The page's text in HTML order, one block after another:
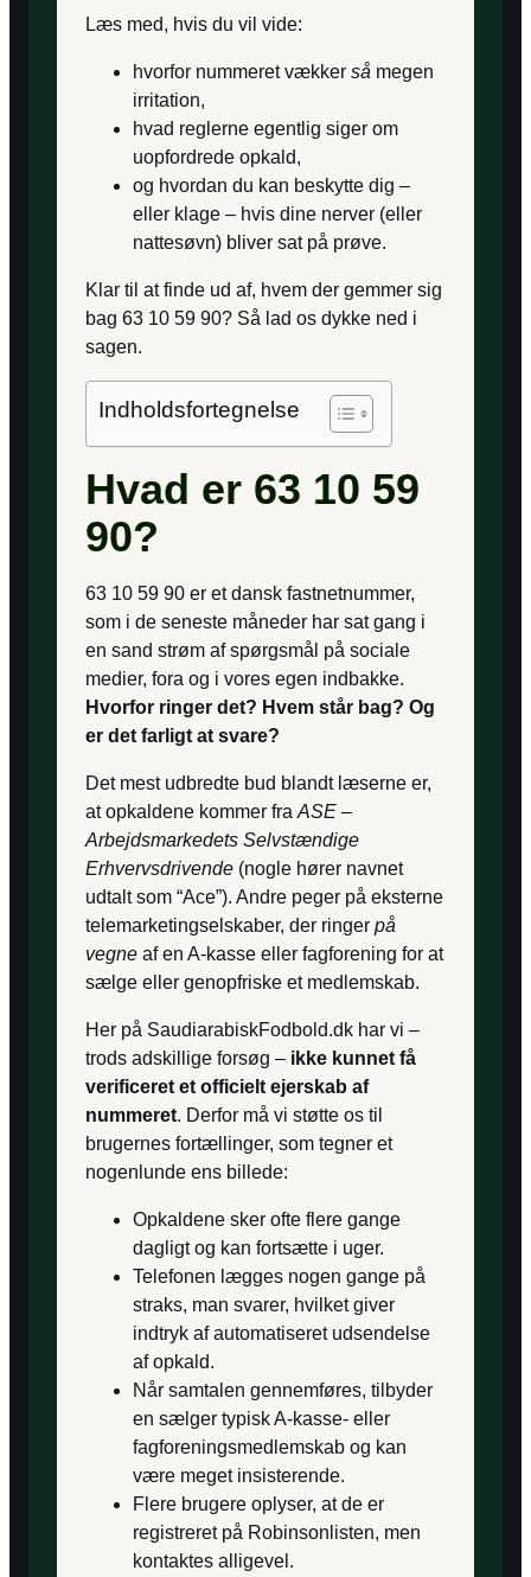
Læs med, hvis du vil vide:
hvorfor nummeret vækker så megen
irritation,
hvad reglerne egentlig siger om
uopfordrede opkald,
og hvordan du kan beskytte dig –
eller klage – hvis dine nerver (eller
nattesøvn) bliver sat på prøve.
Klar til at finde ud af, hvem der gemmer sig
bag 63 10 59 90? Så lad os dykke ned i
sagen.
Indholdsfortegnelse
Hvad er 63 10 59
90?
63 10 59 90 er et dansk fastnetnummer,
som i de seneste måneder har sat gang i
en sand strøm af spørgsmål på sociale
medier, fora og i vores egen indbakke.
Hvorfor ringer det? Hvem står bag? Og
er det farligt at svare?
Det mest udbredte bud blandt læserne er,
at opkaldene kommer fra ASE –
Arbejdsmarkedets Selvstændige
Erhvervsdrivende (nogle hører navnet
udtalt som “Ace”). Andre peger på eksterne
telemarketingselskaber, der ringer på
vegne af en A-kasse eller fagforening for at
sælge eller genopfriske et medlemskab.
Her på SaudiarabiskFodbold.dk har vi –
trods adskillige forsøg – ikke kunnet få
verificeret et officielt ejerskab af
nummeret. Derfor må vi støtte os til
brugernes fortællinger, som tegner et
nogenlunde ens billede:
Opkaldene sker ofte flere gange
dagligt og kan fortsætte i uger.
Telefonen lægges nogen gange på
straks, man svarer, hvilket giver
indtryk af automatiseret udsendelse
af opkald.
Når samtalen gennemføres, tilbyder
en sælger typisk A-kasse- eller
fagforeningsmedlemskab og kan
være meget insisterende.
Flere brugere oplyser, at de er
registreret på Robinsonlisten, men
kontaktes alligevel.